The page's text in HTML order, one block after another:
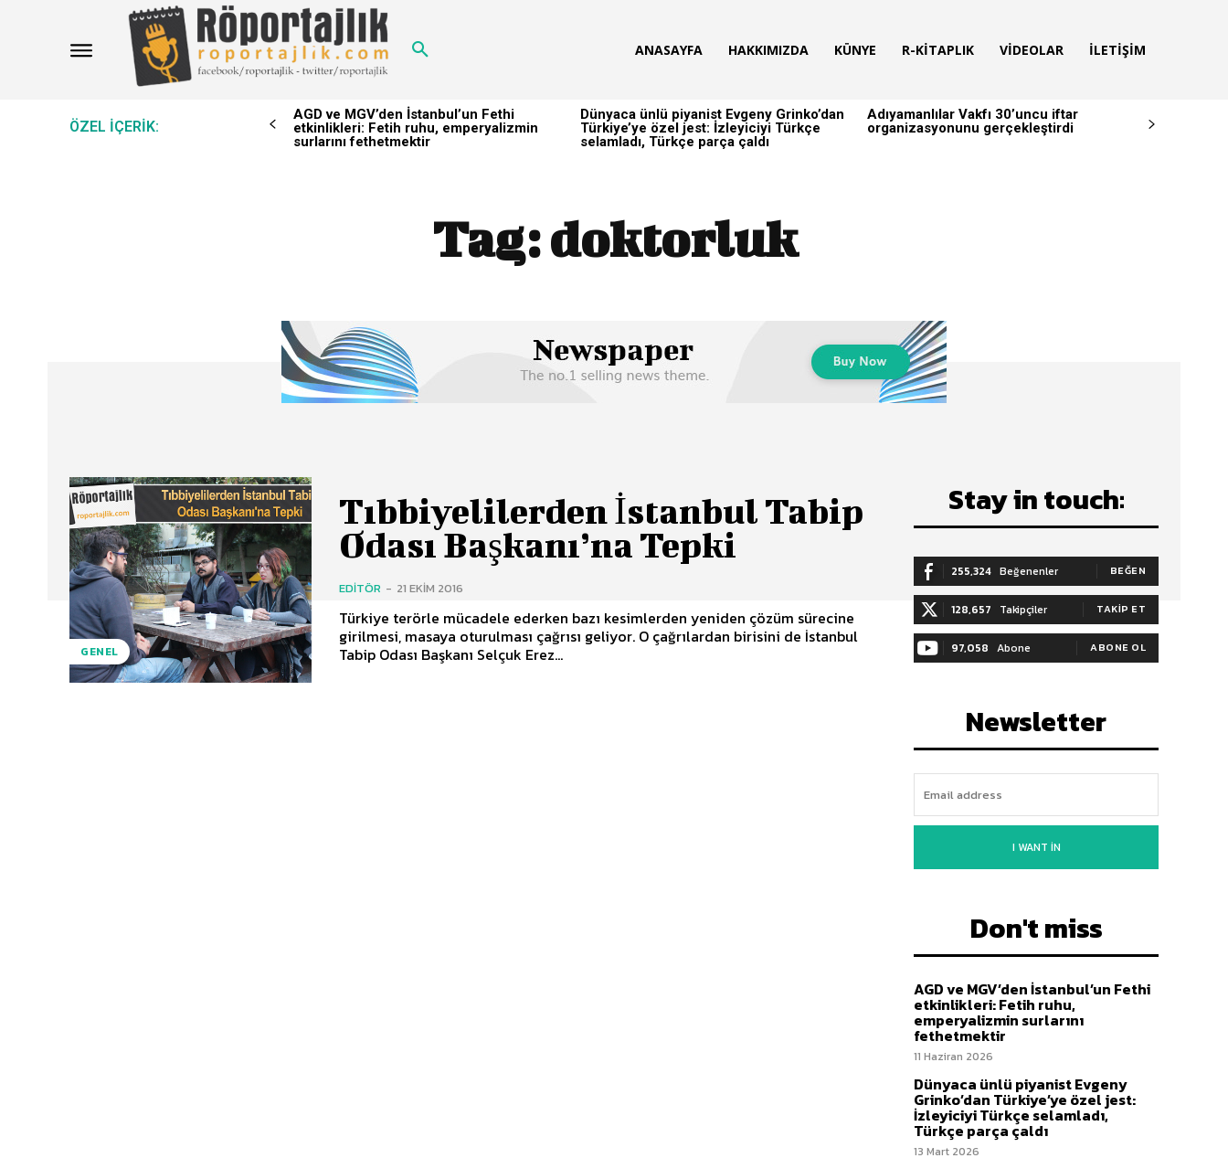
ANASAYFA HAKKIMIZDA KÜNYE R-KITAPLIK VIDEOLAR İLETIŞIM
ÖZEL IÇERIK:
AGD ve MGV’den İstanbul’un Fethi
etkinlikleri: Fetih ruhu, emperyalizmin
surlarını fethetmektir
Dünyaca ünlü piyanist Evgeny Grinko’dan
Türkiye’ye özel jest: İzleyiciyi Türkçe
selamladı, Türkçe parça çaldı
Adıyamanlılar Vakfı 30’uncu iftar
organizasyonunu gerçekleştirdi
Tag:doktorluk
GENEL
Tıbbiyelilerden İstanbul Tabip
Odası Başkanı’na Tepki
EDITÖR - 21 EKIM 2016
Türkiye terörle mücadele ederken bazı kesimlerden yeniden çözüm sürecine
girilmesi, masaya oturulması çağrısı geliyor. O çağrılardan birisini de İstanbul
Tabip Odası Başkanı Selçuk Erez...
Stay in touch:
255,324 Beğenenler BEĞEN
128,657 Takipçiler TAKIP ET
97,058 Abone ABONE OL
Newsletter
I WANT IN
Don't miss
AGD ve MGV’den İstanbul’un Fethi
etkinlikleri: Fetih ruhu,
emperyalizmin surlarını
fethetmektir
11 Haziran 2026
Dünyaca ünlü piyanist Evgeny
Grinko’dan Türkiye’ye özel jest:
İzleyiciyi Türkçe selamladı,
Türkçe parça çaldı
13 Mart 2026